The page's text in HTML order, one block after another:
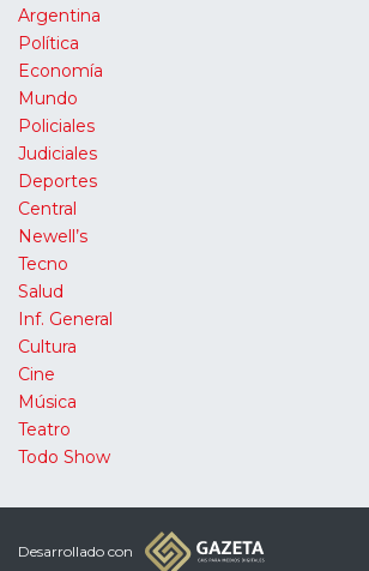
Argentina
Política
Economía
Mundo
Policiales
Judiciales
Deportes
Central
Newell’s
Tecno
Salud
Inf. General
Cultura
Cine
Música
Teatro
Todo Show
Desarrollado con